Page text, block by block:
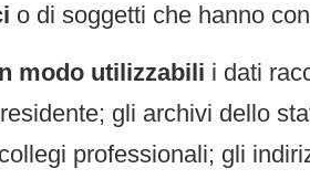
o di soggetti che hanno
modo utilizzabili i dati
gli archivi dello
professionali; gli